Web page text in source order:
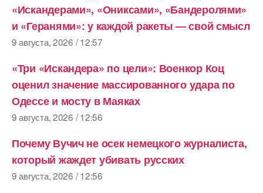
«Искандерами», «Ониксами», «Бандеролями»
и «Геранями»: у каждой ракеты — свой смысл
9 августа, 2026 / 12:57
«Три «Искандера» по цели»: Военкор Коц
оценил значение массированного удара по
Одессе и мосту в Маяках
9 августа, 2026 / 12:56
Почему Вучич не осек немецкого журналиста,
который жаждет убивать русских
9 августа, 2026 / 12:56